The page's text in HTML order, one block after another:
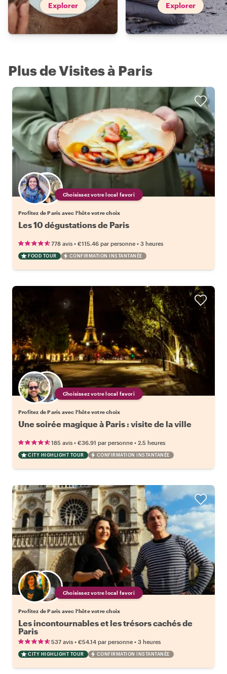
Explorer Explorer
Plus de Visites à Paris
Choisissez votre local favori
Profitez de Paris avec l'hôte votre choix
Les 10 dégustations de Paris
778 avis • €115.46 par personne • 3 heures
FOOD TOUR CONFIRMATION INSTANTANÉE
Choisissez votre local favori
Profitez de Paris avec l'hôte votre choix
Une soirée magique à Paris : visite de la ville
185 avis • €36.91 par personne • 2.5 heures
CITY HIGHLIGHT TOUR CONFIRMATION INSTANTANÉE
Choisissez votre local favori
Profitez de Paris avec l'hôte votre choix
Les incontournables et les trésors cachés de
Paris
537 avis • €54.14 par personne • 3 heures
CITY HIGHLIGHT TOUR CONFIRMATION INSTANTANÉE